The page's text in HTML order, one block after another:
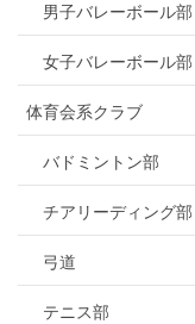
男子バレーボール部
女子バレーボール部
体育会系クラブ
バドミントン部
チアリーディング部
弓道
テニス部